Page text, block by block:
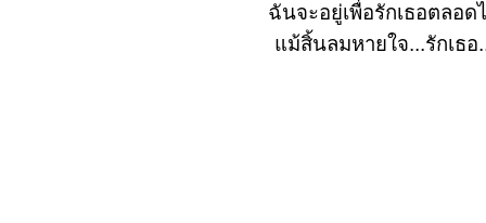
ฉันจะอยู่เพื่อรักเธอตลอด
ม้สิ้นลมหายใจ...รักเธอ